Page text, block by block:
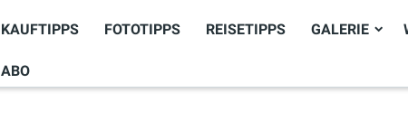
KAUFTIPPS FOTOTIPPS REISETIPPS GALERIE
ABO